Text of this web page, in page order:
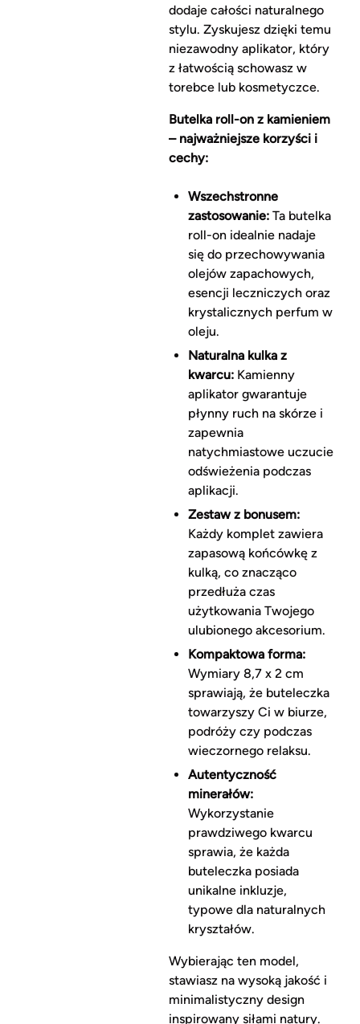
dodaje całości naturalnego
stylu. Zyskujesz dzięki temu
niezawodny aplikator, który
z łatwością schowasz w
torebce lub kosmetyczce.
Butelka roll-on z kamieniem
– najważniejsze korzyści i
cechy:
Wszechstronne
zastosowanie:Ta butelka
roll-on idealnie nadaje
się do przechowywania
olejów zapachowych,
esencji leczniczych oraz
krystalicznych perfum w
oleju.
Naturalna kulka z
kwarcu:Kamienny
aplikator gwarantuje
płynny ruch na skórze i
zapewnia
natychmiastowe uczucie
odświeżenia podczas
aplikacji.
Zestaw z bonusem:
Każdy komplet zawiera
zapasową końcówkę z
kulką, co znacząco
przedłuża czas
użytkowania Twojego
ulubionego akcesorium.
Kompaktowa forma:
Wymiary 8,7 x 2 cm
sprawiają, że buteleczka
towarzyszy Ci w biurze,
podróży czy podczas
wieczornego relaksu.
Autentyczność
minerałów:
Wykorzystanie
prawdziwego kwarcu
sprawia, że każda
buteleczka posiada
unikalne inkluzje,
typowe dla naturalnych
kryształów.
Wybierając ten model,
stawiasz na wysoką jakość i
minimalistyczny design
inspirowany siłami natury.